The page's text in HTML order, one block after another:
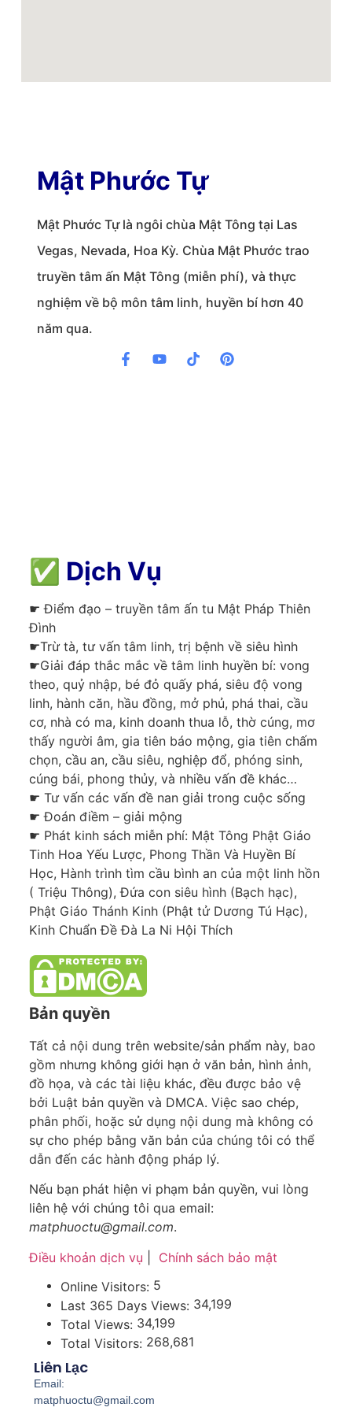
Mật Phước Tự
Mật Phước Tự là ngôi chùa Mật Tông tại Las
Vegas, Nevada, Hoa Kỳ. Chùa Mật Phước trao
truyền tâm ấn Mật Tông (miễn phí), và thực
nghiệm về bộ môn tâm linh, huyền bí hơn 40
năm qua.
✅ Dịch Vụ
☛ Điểm đạo – truyền tâm ấn tu Mật Pháp Thiên
Đình
☛Trừ tà, tư vấn tâm linh, trị bệnh về siêu hình
☛Giải đáp thắc mắc về tâm linh huyền bí: vong
theo, quỷ nhập, bé đỏ quấy phá, siêu độ vong
linh, hành căn, hầu đồng, mở phủ, phá thai, cầu
cơ, nhà có ma, kinh doanh thua lỗ, thờ cúng, mơ
thấy người âm, gia tiên báo mộng, gia tiên chấm
chọn, cầu an, cầu siêu, nghiệp đổ, phóng sinh,
cúng bái, phong thủy, và nhiều vấn đề khác…
☛ Tư vấn các vấn đề nan giải trong cuộc sống
☛ Đoán điềm – giải mộng
☛ Phát kinh sách miễn phí: Mật Tông Phật Giáo
Tinh Hoa Yếu Lược, Phong Thần Và Huyền Bí
Học, Hành trình tìm cầu bình an của một linh hồn
( Triệu Thông), Đứa con siêu hình (Bạch hạc),
Phật Giáo Thánh Kinh (Phật tử Dương Tú Hạc),
Kinh Chuẩn Đề Đà La Ni Hội Thích
Bản quyền
Tất cả nội dung trên website/sản phẩm này, bao
gồm nhưng không giới hạn ở văn bản, hình ảnh,
đồ họa, và các tài liệu khác, đều được bảo vệ
bởi Luật bản quyền và DMCA. Việc sao chép,
phân phối, hoặc sử dụng nội dung mà không có
sự cho phép bằng văn bản của chúng tôi có thể
dẫn đến các hành động pháp lý.
Nếu bạn phát hiện vi phạm bản quyền, vui lòng
liên hệ với chúng tôi qua email:
matphuoctu@gmail.com.
Điều khoản dịch vụ
Chính sách bảo mật
Online Visitors: 5
Last 365 Days Views: 34,199
Total Views: 34,199
Total Visitors: 268,681
Liên Lạc
Email:
matphuoctu@gmail.com